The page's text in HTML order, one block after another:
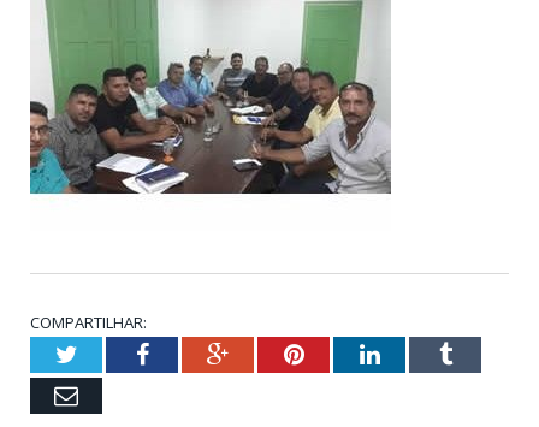
COMPARTILHAR:
TwitterFacebookGoogle+PinterestLinkedInTumblr
Email